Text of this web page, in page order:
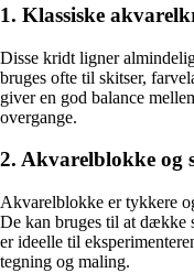
1. Klassiske
Disse kridt ligner
bruges ofte til skitser,
giver en god balance
overgange.
2. Akvarelblokke og
Akvarelblokke er tykkere
De kan bruges til at dække
er ideelle til
tegning og maling.